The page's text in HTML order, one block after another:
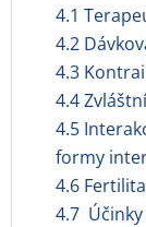
4.1
4.2
4.3
4.4
4.5
formy
4.6
4.7